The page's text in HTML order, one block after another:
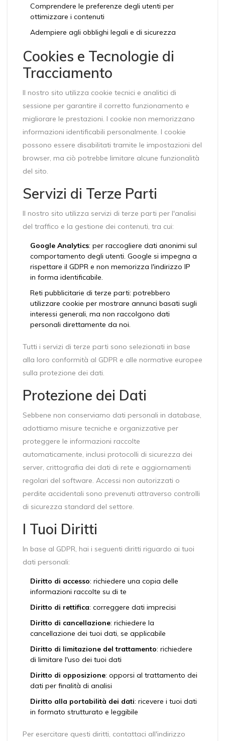
Comprendere le preferenze degli utenti per
ottimizzare i contenuti
Adempiere agli obblighi legali e di sicurezza
Cookies e Tecnologie di
Tracciamento
Il nostro sito utilizza cookie tecnici e analitici di
sessione per garantire il corretto funzionamento e
migliorare le prestazioni. I cookie non memorizzano
informazioni identificabili personalmente. I cookie
possono essere disabilitati tramite le impostazioni del
browser, ma ciò potrebbe limitare alcune funzionalità
del sito.
Servizi di Terze Parti
Il nostro sito utilizza servizi di terze parti per l'analisi
del traffico e la gestione dei contenuti, tra cui:
Google Analytics: per raccogliere dati anonimi sul
comportamento degli utenti. Google si impegna a
rispettare il GDPR e non memorizza l'indirizzo IP
in forma identificabile.
Reti pubblicitarie di terze parti: potrebbero
utilizzare cookie per mostrare annunci basati sugli
interessi generali, ma non raccolgono dati
personali direttamente da noi.
Tutti i servizi di terze parti sono selezionati in base
alla loro conformità al GDPR e alle normative europee
sulla protezione dei dati.
Protezione dei Dati
Sebbene non conserviamo dati personali in database,
adottiamo misure tecniche e organizzative per
proteggere le informazioni raccolte
automaticamente, inclusi protocolli di sicurezza dei
server, crittografia dei dati di rete e aggiornamenti
regolari del software. Accessi non autorizzati o
perdite accidentali sono prevenuti attraverso controlli
di sicurezza standard del settore.
I Tuoi Diritti
In base al GDPR, hai i seguenti diritti riguardo ai tuoi
dati personali:
Diritto di accesso: richiedere una copia delle
informazioni raccolte su di te
Diritto di rettifica: correggere dati imprecisi
Diritto di cancellazione: richiedere la
cancellazione dei tuoi dati, se applicabile
Diritto di limitazione del trattamento: richiedere
di limitare l'uso dei tuoi dati
Diritto di opposizione: opporsi al trattamento dei
dati per finalità di analisi
Diritto alla portabilità dei dati: ricevere i tuoi dati
in formato strutturato e leggibile
Per esercitare questi diritti, contattaci all'indirizzo